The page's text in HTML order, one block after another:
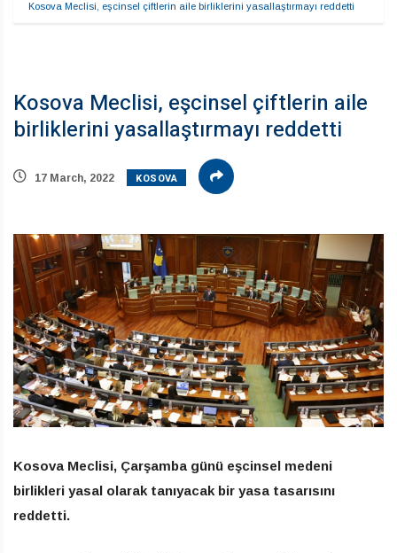
Kosova Meclisi, eşcinsel çiftlerin aile birliklerini yasallaştırmayı reddetti
Kosova Meclisi, eşcinsel çiftlerin aile
birliklerini yasallaştırmayı reddetti
17 March, 2022 KOSOVA
Kosova Meclisi, Çarşamba günü eşcinsel medeni
birlikleri yasal olarak tanıyacak bir yasa tasarısını
reddetti.